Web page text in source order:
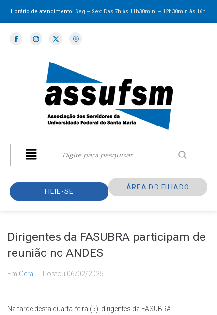
Horário de atendimento: Seg – Sex: Das 7h às 11h30min – 12h30minàs 16h
FILIE-SE
ÁREA DO FILIADO
Dirigentes da FASUBRA participam de
reunião no ANDES
Em Geral Postou 06/02/2025
Na tarde desta quarta-feira (5), dirigentes da FASUBRA